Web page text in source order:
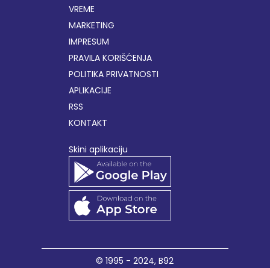
VREME
MARKETING
IMPRESUM
PRAVILA KORIŠĆENJA
POLITIKA PRIVATNOSTI
APLIKACIJE
RSS
KONTAKT
Skini aplikaciju
© 1995 - 2024,B92